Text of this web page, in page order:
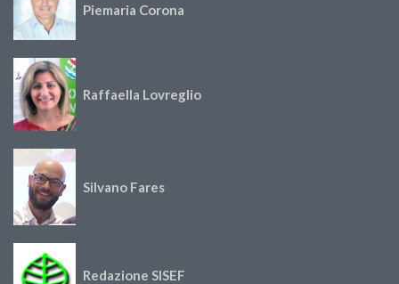
Piemaria Corona
Raffaella Lovreglio
Silvano Fares
Redazione SISEF